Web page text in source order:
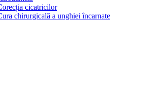
cicatricilor
chirurgicală a unghiei încarnate